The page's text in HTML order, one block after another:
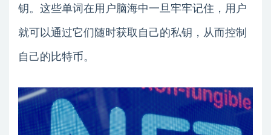
钥。这些单词在用户脑海中一旦牢牢记住，用户
就可以通过它们随时获取自己的私钥，从而控制
自己的比特币。